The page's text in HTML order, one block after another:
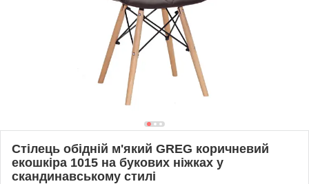
Стілець обідній м'який GREG коричневий
екошкіра 1015 на букових ніжках у
скандинавському стилі